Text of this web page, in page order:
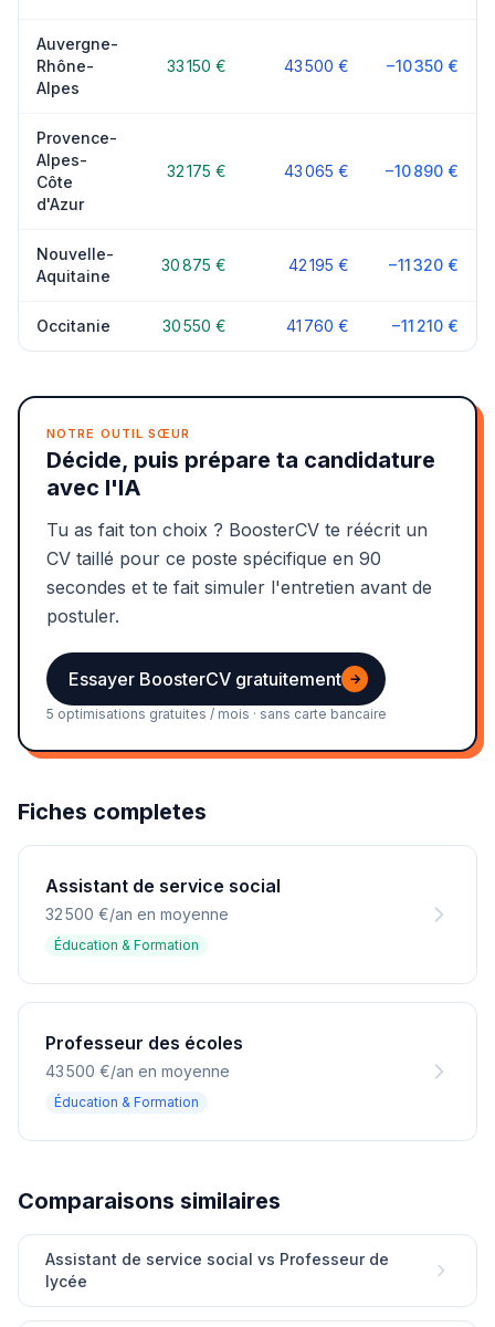
Auvergne-
Rhône-
Alpes
33 150 € 43 500 € −10 350 €
Provence-
Alpes-
Côte
d'Azur
32 175 € 43 065 € −10 890 €
Nouvelle-
Aquitaine
30 875 € 42 195 € −11 320 €
Occitanie 30 550 € 41 760 € −11 210 €
NOTRE OUTIL SŒUR
Décide, puis prépare ta candidature
avec l'IA
Tu as fait ton choix ? BoosterCV te réécrit un
CV taillé pour ce poste spécifique en 90
secondes et te fait simuler l'entretien avant de
postuler.
Essayer BoosterCV gratuitement →
5 optimisations gratuites / mois · sans carte bancaire
Fiches completes
Assistant de service social
32 500 €/an en moyenne
Éducation & Formation
Professeur des écoles
43 500 €/an en moyenne
Éducation & Formation
Comparaisons similaires
Assistant de service social vs Professeur de
lycée